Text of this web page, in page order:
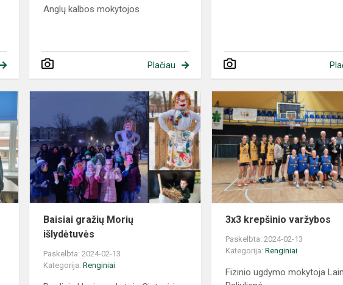
Anglų kalbos mokytojos
Plačiau
Baisiai gražių Morių
išlydėtuvės
Paskelbta: 2024-02-13
Kategorija:Renginiai
3x3 krepšinio varžybos
Paskelbta: 2024-02-13
Kategorija:Renginiai
Fizinio ugdymo mokytoja